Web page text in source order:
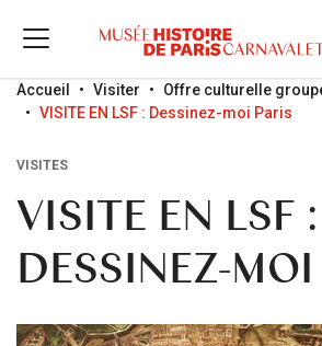
Go to menu
Go to content
Go to search
Accueil Visiter
Offre culturelle
VISITE EN LSF : Dessinez-moi Paris
VISITES
VISITE EN LSF :
DESSINEZ-MOI